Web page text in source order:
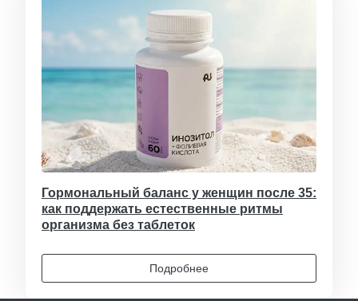
Гормональный баланс у женщин после 35:
как поддержать естественные ритмы
организма без таблеток
Подробнее